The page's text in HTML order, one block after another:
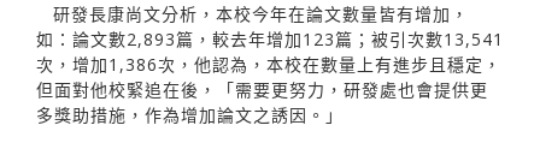
研發長康尚文分析，本校今年在論文數量皆有增加，
如：論文數2,893篇，較去年增加123篇；被引次數13,541
次，增加1,386次，他認為，本校在數量上有進步且穩定，
但面對他校緊追在後，「需要更努力，研發處也會提供更
多獎助措施，作為增加論文之誘因。」